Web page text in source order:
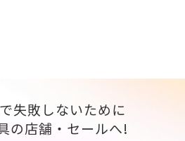
失敗しないために
の店舗・セールへ!